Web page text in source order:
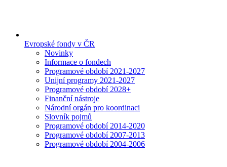
Evropské fondy v ČR
Novinky
Informace o fondech
Programové období 2021-2027
Unijní programy 2021-2027
Programové období 2028+
Finanční nástroje
Národní orgán pro koordinaci
Slovník pojmů
Programové období 2014-2020
Programové období 2007-2013
Programové období 2004-2006